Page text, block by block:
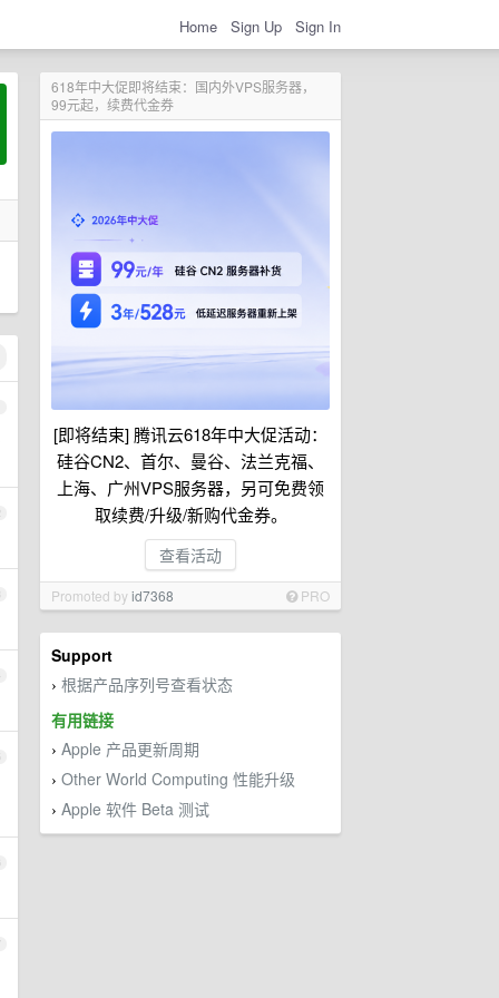
Home Sign Up Sign In
618年中大促即将结束：国内外VPS服务器，
99元起，续费代金券
[即将结束] 腾讯云618年中大促活动：
硅谷CN2、首尔、曼谷、法兰克福、
上海、广州VPS服务器，另可免费领
取续费/升级/新购代金券。
查看活动
Promoted byid7368 PRO
Support
› 根据产品序列号查看状态
有用链接
› Apple 产品更新周期
› Other World Computing 性能升级
› Apple 软件 Beta 测试